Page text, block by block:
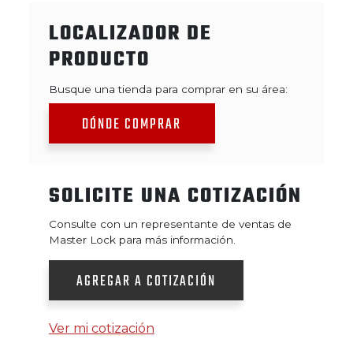
LOCALIZADOR DE
PRODUCTO
Busque una tienda para comprar en su área:
DÓNDE COMPRAR
SOLICITE UNA COTIZACIÓN
Consulte con un representante de ventas de
Master Lock para más información.
AGREGAR A COTIZACIÓN
Ver mi cotización